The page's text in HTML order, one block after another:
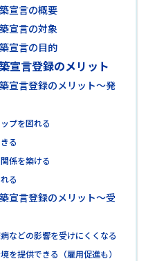
宣言の概要
宣言の対象
宣言の目的
宣言登録のメリット
宣言登録のメリット～発
プを図れる
る
係を築ける
る
宣言登録のメリット～受
などの影響を受けにくくなる
を提供できる（雇用促進も）